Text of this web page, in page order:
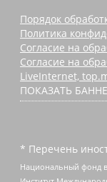
Порядок
Политика
Согласие на
Согласие на
LiveInternet,
ПОКАЗАТЬ
* Перечень
Национальный фонд